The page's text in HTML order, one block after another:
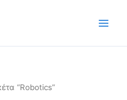
“Robotics”